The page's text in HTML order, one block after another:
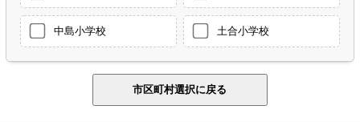
中島小学校 土合小学校